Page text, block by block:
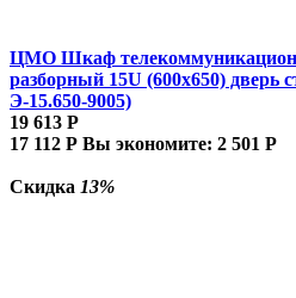
ЦМО Шкаф
разборный 15U (600х650)
Э-15.650-9005)
19 613 Р
17 112 Р Вы экономите: 2 501 Р
Скидка 13%